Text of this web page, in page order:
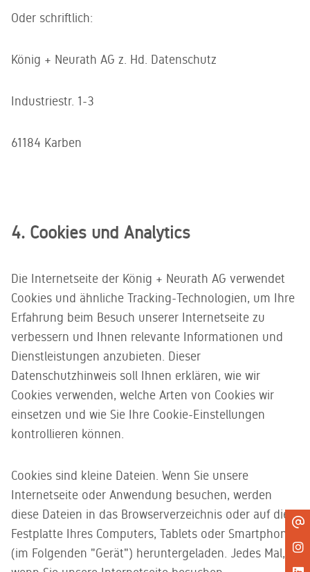
Oder schriftlich:
König + Neurath AG z. Hd. Datenschutz
Industriestr. 1-3
61184 Karben
4. Cookies und Analytics
Die Internetseite der König + Neurath AG verwendet
Cookies und ähnliche Tracking-Technologien, um Ihre
Erfahrung beim Besuch unserer Internetseite zu
verbessern und Ihnen relevante Informationen und
Dienstleistungen anzubieten. Dieser
Datenschutzhinweis soll Ihnen erklären, wie wir
Cookies verwenden, welche Arten von Cookies wir
einsetzen und wie Sie Ihre Cookie-Einstellungen
kontrollieren können.
Cookies sind kleine Dateien. Wenn Sie unsere
Internetseite oder Anwendung besuchen, werden
diese Dateien in das Browserverzeichnis oder auf die
Festplatte Ihres Computers, Tablets oder Smartphones
(im Folgenden "Gerät") heruntergeladen. Jedes Mal,